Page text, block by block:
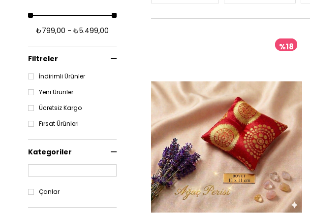
₺799,00 - ₺5.499,00
Filtreler
İndirimli Ürünler
Yeni Ürünler
Ücretsiz Kargo
Fırsat Ürünleri
Kategoriler
Çanlar
%18
%18İndirim